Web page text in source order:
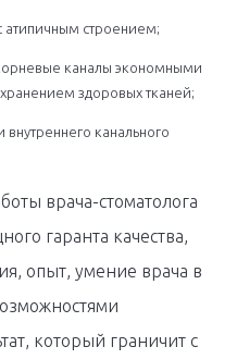
атипичным строением;
каналы экономными
здоровых тканей;
внутреннего канального
врача-стоматолога
гаранта качества,
опыт, умение врача в
который граничит с